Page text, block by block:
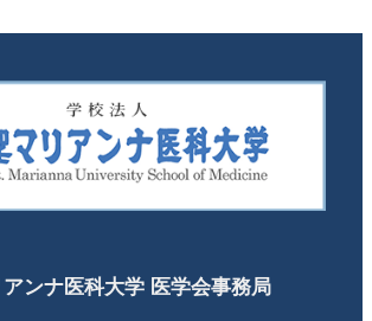
ンナ医科大学 医学会事務局